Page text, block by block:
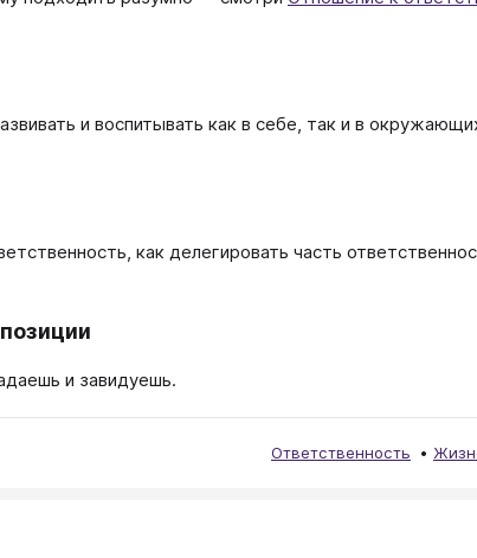
и воспитывать как в себе, так и в
как делегировать часть
и завидуешь.
Ответственность